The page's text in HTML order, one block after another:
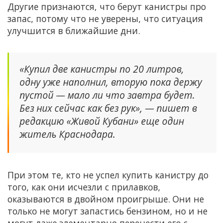
Другие признаются, что берут канистры про
запас, потому что не уверены, что ситуация
улучшится в ближайшие дни.
«Купил две канистры по 20 литров,
одну уже наполнил, вторую пока держу
пустой — мало ли что завтра будет.
Без них сейчас как без рук», — пишет в
редакцию «Живой Кубани» еще один
житель Краснодара.
При этом те, кто не успел купить канистру до
того, как они исчезли с прилавков,
оказываются в двойном проигрыше. Они не
только не могут запастись бензином, но и не